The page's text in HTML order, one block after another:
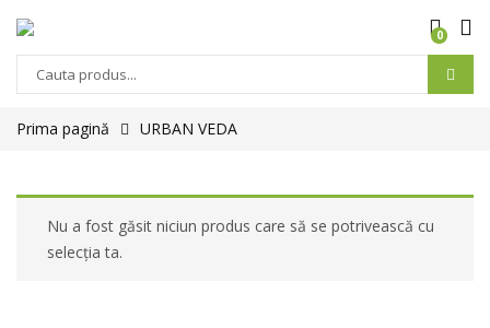
0
Prima pagină URBAN VEDA
Nu a fost găsit niciun produs care să se potrivească cu
selecția ta.